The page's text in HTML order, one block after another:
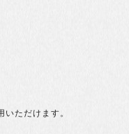
ただけます。